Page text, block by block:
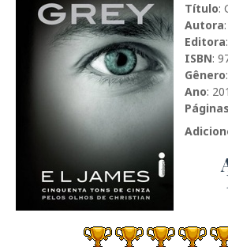
Título:
Autora
Editora
ISBN:
Gênero
Ano:
Páginas